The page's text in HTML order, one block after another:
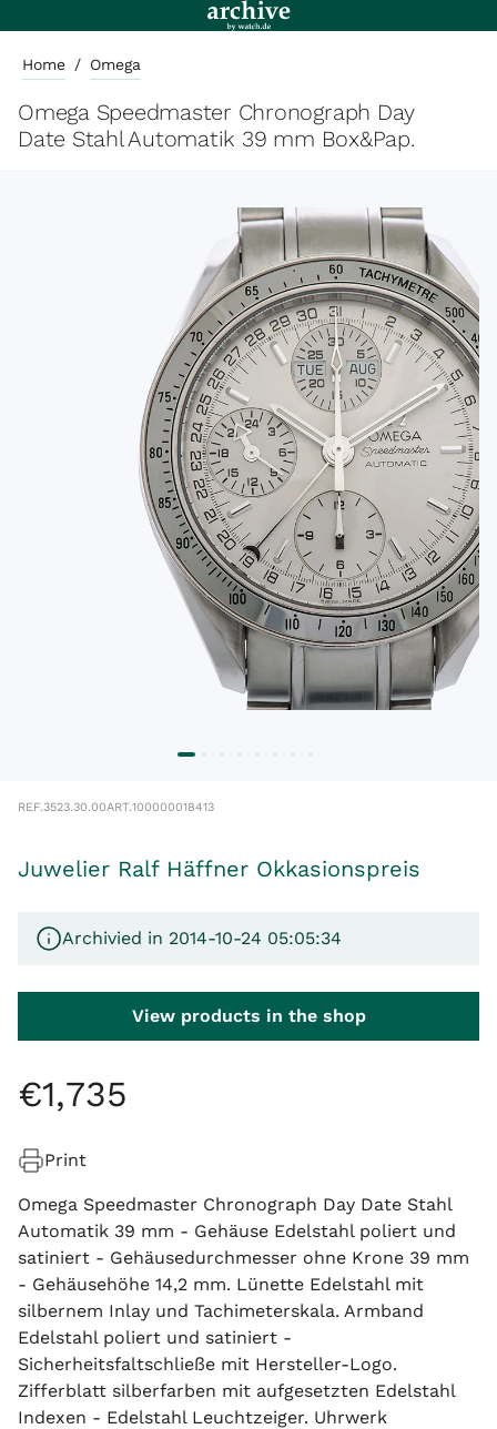
Home / Omega
Omega Speedmaster Chronograph Day
Date Stahl Automatik 39 mm Box&Pap.
REF.3523.30.00ART.100000018413
Juwelier Ralf Häffner Okkasionspreis
Archivied in 2014-10-24 05:05:34
View products in the shop
€1,735
Print
Omega Speedmaster Chronograph Day Date Stahl
Automatik 39 mm - Gehäuse Edelstahl poliert und
satiniert - Gehäusedurchmesser ohne Krone 39 mm
- Gehäusehöhe 14,2 mm. Lünette Edelstahl mit
silbernem Inlay und Tachimeterskala. Armband
Edelstahl poliert und satiniert -
Sicherheitsfaltschließe mit Hersteller-Logo.
Zifferblatt silberfarben mit aufgesetzten Edelstahl
Indexen - Edelstahl Leuchtzeiger. Uhrwerk